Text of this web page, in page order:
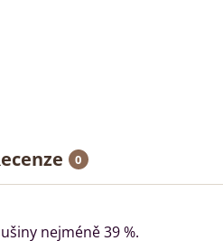
0
nejméně 39 %.